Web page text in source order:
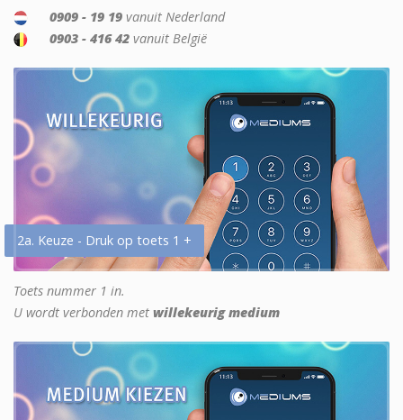
0909 - 19 19 vanuit Nederland
0903 - 416 42 vanuit België
2a. Keuze - Druk op toets 1 +
Toets nummer 1 in.
U wordt verbonden met willekeurig medium